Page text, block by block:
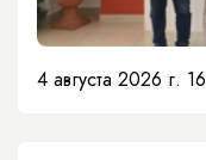
4 августа 2026 г.